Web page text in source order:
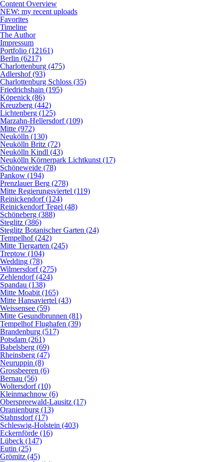
Content Overview
NEW: my recent uploads
Favorites
Timeline
The Author
Impressum
Portfolio (12161)
Berlin (6217)
Charlottenburg (475)
Adlershof (93)
Charlottenburg Schloss (35)
Friedrichshain (195)
Köpenick (86)
Kreuzberg (442)
Lichtenberg (125)
Marzahn-Hellersdorf (109)
Mitte (972)
Neukölln (130)
Neukölln Britz (72)
Neukölln Kindl (43)
Neukölln Körnerpark Lichtkunst (17)
Schöneweide (78)
Pankow (194)
Prenzlauer Berg (278)
Mitte Regierungsviertel (119)
Reinickendorf (124)
Reinickendorf Tegel (48)
Schöneberg (388)
Steglitz (386)
Steglitz Botanischer Garten (24)
Tempelhof (242)
Mitte Tiergarten (245)
Treptow (104)
Wedding (78)
Wilmersdorf (275)
Zehlendorf (424)
Spandau (138)
Mitte Moabit (165)
Mitte Hansaviertel (43)
Weissensee (59)
Mitte Gesundbrunnen (81)
Tempelhof Flughafen (39)
Brandenburg (517)
Potsdam (261)
Babelsberg (69)
Rheinsberg (47)
Neuruppin (8)
Grossbeeren (6)
Bernau (56)
Woltersdorf (10)
Kleinmachnow (6)
Oberspreewald-Lausitz (17)
Oranienburg (13)
Stahnsdorf (17)
Schleswig-Holstein (403)
Eckernförde (16)
Lübeck (147)
Eutin (25)
Grömitz (45)